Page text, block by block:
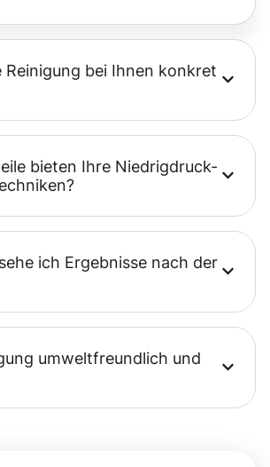
Reinigung bei Ihnen konkret
bieten Ihre Niedrigdruck-
ich Ergebnisse nach der
umweltfreundlich und